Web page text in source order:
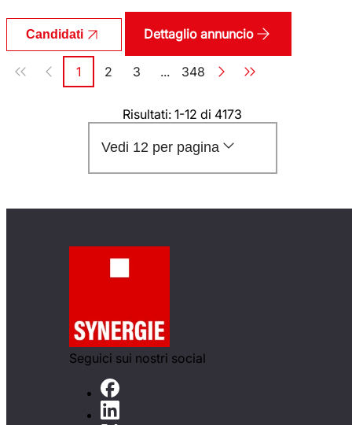
Candidati Dettaglio annuncio
Paginazione
Pagina
1 Pagina
2 Pagina
3 ... Pagina
348
Risultati: 1-12 di 4173
Vedi 12 per pagina
Seguici sui nostri social